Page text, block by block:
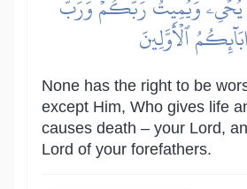
ٱلۡأَوَّلِينَ
None has the right to be
except Him, Who gives life
causes death – your Lord,
Lord of your forefathers.